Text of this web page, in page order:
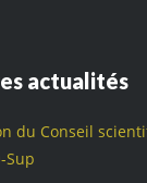
actualités
du Conseil
Sup